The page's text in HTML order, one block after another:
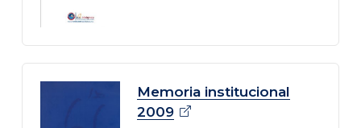
Memoria institucional
2009